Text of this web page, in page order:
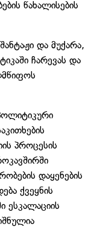
წახალისების
და მუქარა,
ჩარევას და
პროცესის
დაყენების
ქვეყნის
ესკალაციის